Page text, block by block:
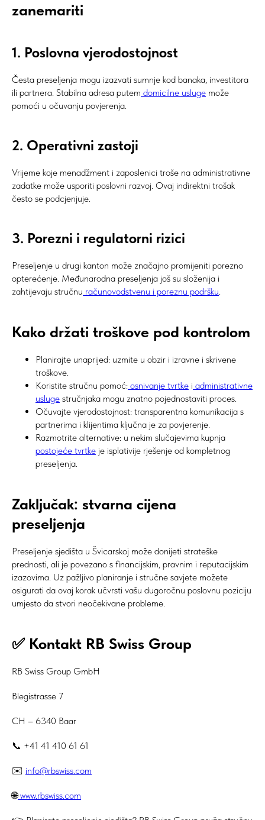
zanemariti
1. Poslovna vjerodostojnost
Česta preseljenja mogu izazvati sumnje kod banaka, investitora
ili partnera. Stabilna adresa putem domicilne usluge može
pomoći u očuvanju povjerenja.
2. Operativni zastoji
Vrijeme koje menadžment i zaposlenici troše na administrativne
zadatke može usporiti poslovni razvoj. Ovaj indirektni trošak
često se podcjenjuje.
3. Porezni i regulatorni rizici
Preseljenje u drugi kanton može značajno promijeniti porezno
opterećenje. Međunarodna preseljenja još su složenija i
zahtijevaju stručnu računovodstvenu i poreznu podršku.
Kako držati troškove pod kontrolom
Planirajte unaprijed: uzmite u obzir i izravne i skrivene
troškove.
Koristite stručnu pomoć: osnivanje tvrtke i administrativne
usluge stručnjaka mogu znatno pojednostaviti proces.
Očuvajte vjerodostojnost: transparentna komunikacija s
partnerima i klijentima ključna je za povjerenje.
Razmotrite alternative: u nekim slučajevima kupnja
postojeće tvrtke je isplativije rješenje od kompletnog
preseljenja.
Zaključak: stvarna cijena
preseljenja
Preseljenje sjedišta u Švicarskoj može donijeti strateške
prednosti, ali je povezano s financijskim, pravnim i reputacijskim
izazovima. Uz pažljivo planiranje i stručne savjete možete
osigurati da ovaj korak učvrsti vašu dugoročnu poslovnu poziciju
umjesto da stvori neočekivane probleme.
✅ Kontakt RB Swiss Group
RB Swiss Group GmbH
Blegistrasse 7
CH – 6340 Baar
📞 +41 41 410 61 61
✉️ info@rbswiss.com
🌐www.rbswiss.com